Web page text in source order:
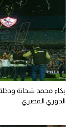
بكاء محمد شحاتة
الدوري المصري